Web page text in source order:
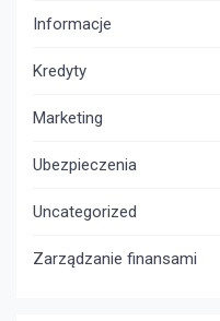
Informacje
Kredyty
Marketing
Ubezpieczenia
Uncategorized
Zarządzanie finansami